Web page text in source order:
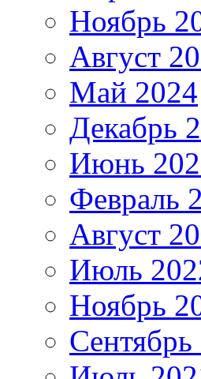
Ноябрь
Август
Май 2024
Декабрь
Июнь
Февраль
Август
Июль
Ноябрь
Сентябрь